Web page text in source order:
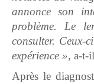
annonce son
problème. Le
consulter. Ceux-
expérience », a-t-
Après le